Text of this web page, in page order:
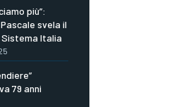
più”:
svela il
Italia
79 anni